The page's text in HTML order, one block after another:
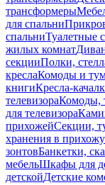
трансформеры
для спальни
спальниТуалетные
жилых комнат
секцииПолки,
креслаКомоды и
книгиКресла-
телевизораКомоды,
для телевизора
прихожейСекции,
хранения в
зонтовБанкетки,
мебельШкафы для
детскойДетские